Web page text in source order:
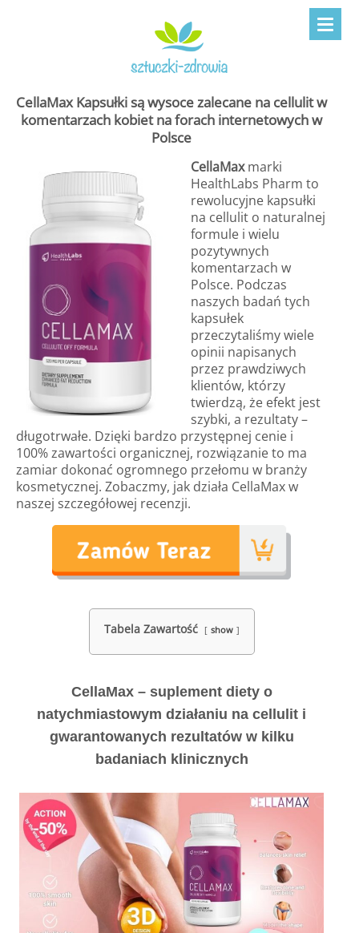
CellaMax Kapsułki są wysoce zalecane na cellulit w
komentarzach kobiet na forach internetowych w
Polsce
CellaMaxmarki
HealthLabs Pharm to
rewolucyjne kapsułki
na cellulit o naturalnej
formule i wielu
pozytywnych
komentarzach w
Polsce. Podczas
naszych badań tych
kapsułek
przeczytaliśmy wiele
opinii napisanych
przez prawdziwych
klientów, którzy
twierdzą, że efekt jest
szybki, a rezultaty –
długotrwałe. Dzięki bardzo przystępnej cenie i
100% zawartości organicznej, rozwiązanie to ma
zamiar dokonać ogromnego przełomu w branży
kosmetycznej. Zobaczmy, jak działa CellaMax w
naszej szczegółowej recenzji.
Tabela Zawartość show
CellaMax – suplement diety o
natychmiastowym działaniu na cellulit i
gwarantowanych rezultatów w kilku
badaniach klinicznych